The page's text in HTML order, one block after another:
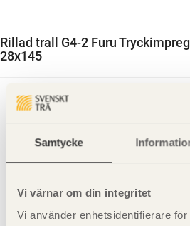
Samtycke
Vi värnar om din integritet
Vi använder enhetsidentifierare
Rillad trall G4-2 Furu
28x145